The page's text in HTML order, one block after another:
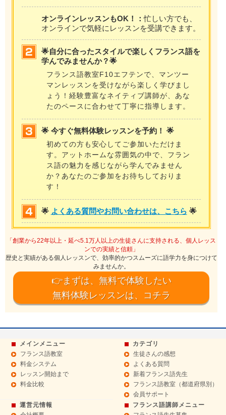
オンラインレッスンもOK！：忙しい方でも、
オンラインで気軽にレッスンを受講できます。
🌟自分に合ったスタイルで楽しくフランス語を
学んでみませんか？🌟
フランス語教室F10エフテンで、マンツー
マンレッスンを受けながら楽しく学びまし
ょう！経験豊富なネイティブ講師が、あな
たのペースに合わせて丁寧に指導します。
🌟 今すぐ無料体験レッスンを予約！ 🌟
初めての方も安心してご参加いただけま
す。アットホームな雰囲気の中で、フラン
ス語の魅力を感じながら学んでみません
か？あなたのご参加をお待ちしておりま
す！
🌟 よくある質問やお問い合わせは、こちら 🌟
「創業から22年以上・延べ5.1万人以上の生徒さんに支持される、個人レッス
ンでの実績と信頼」
歴史と実績がある個人レッスンで、効率的かつスムーズに語学力を身につけて
みませんか。
👉まずは、無料で体験したい
無料体験レッスンは、コチラ
メインメニュー
フランス語教室
料金システム
レッスン開始まで
料金比較
カテゴリ
生徒さんの感想
よくある質問
新着フランス語先生
フランス語教室（都道府県別）
会員サポート
運営元情報
フランス語講師メニュー